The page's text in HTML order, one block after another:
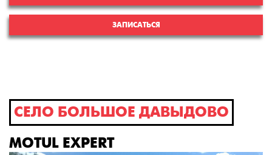
ЗАПИСАТЬСЯ
СЕЛО БОЛЬШОЕ ДАВЫДОВО
MOTUL EXPERT